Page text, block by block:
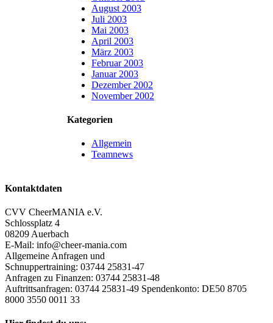
August 2003
Juli 2003
Mai 2003
April 2003
März 2003
Februar 2003
Januar 2003
Dezember 2002
November 2002
Kategorien
Allgemein
Teamnews
Kontaktdaten
CVV CheerMANIA e.V.
Schlossplatz 4
08209 Auerbach
E-Mail: info@cheer-mania.com
Allgemeine Anfragen und
Schnuppertraining: 03744 25831-47
Anfragen zu Finanzen: 03744 25831-48
Auftrittsanfragen: 03744 25831-49 Spendenkonto: DE50 8705
8000 3550 0011 33